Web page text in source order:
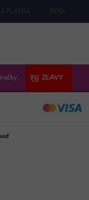
PLATBA REKLAMÁCIE
ZĽAVY